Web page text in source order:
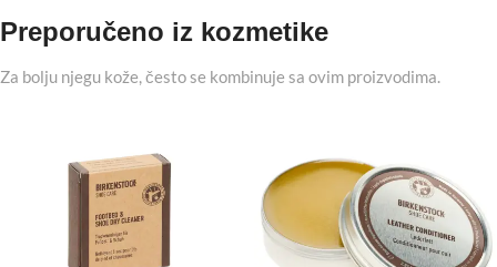
Preporučeno iz kozmetike
Za bolju njegu kože, često se kombinuje sa ovim proizvodima.